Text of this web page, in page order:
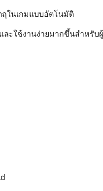
ถุในเกมแบบอัตโนมัติ
ละใช้งานง่ายมากขึ้นสำหรั